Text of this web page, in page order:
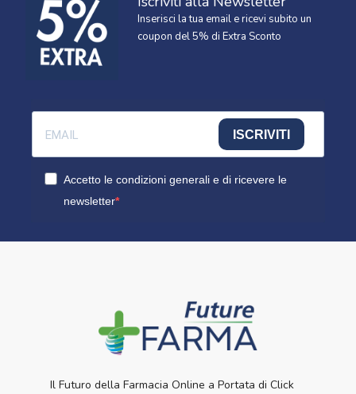
Inserisci la tua email e ricevi subito un
coupon del 5% di Extra Sconto
ISCRIVITI
Accetto le condizioni generali e di ricevere le
newsletter
Il Futuro della Farmacia Online a Portata di Click